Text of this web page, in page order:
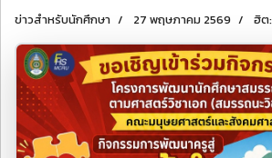
ข่าวสำหรับนักศึกษา 27 พฤษภาคม 2569 ฮิต